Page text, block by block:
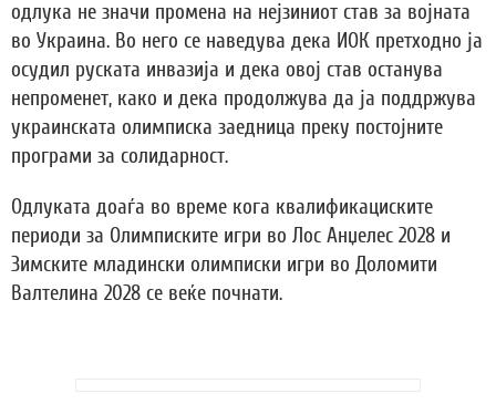
одлука не значи промена на нејзиниот став за војната
во Украина. Во него се наведува дека ИОК претходно ја
осудил руската инвазија и дека овој став останува
непроменет, како и дека продолжува да ја поддржува
украинската олимписка заедница преку постојните
програми за солидарност.
Одлуката доаѓа во време кога квалификациските
периоди за Олимписките игри во Лос Анџелес 2028 и
Зимските младински олимписки игри во Доломити
Валтелина 2028 се веќе почнати.